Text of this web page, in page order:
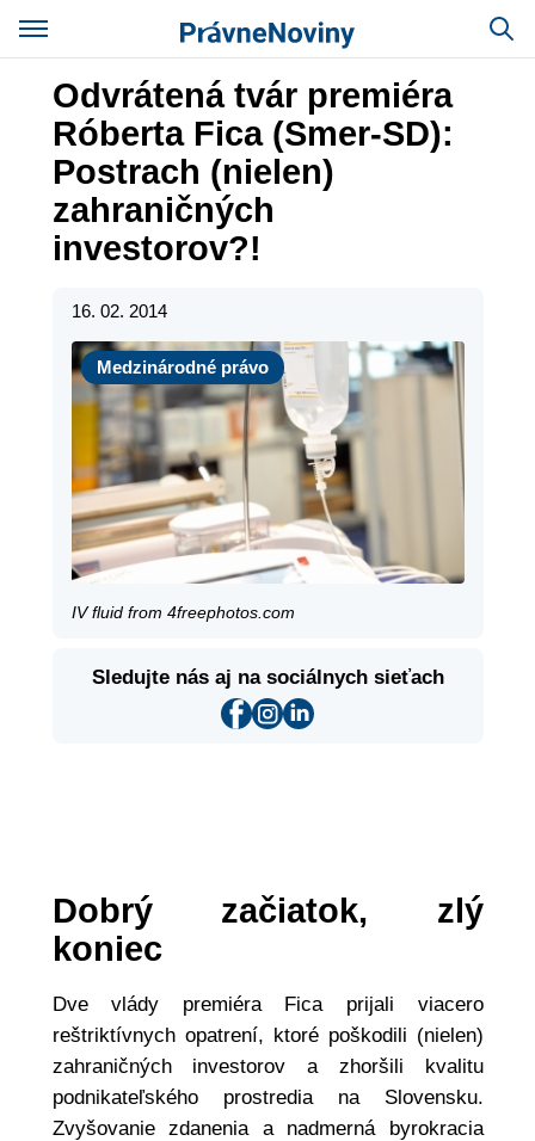
Odvrátená tvár premiéra
Róberta Fica (Smer-SD):
Postrach (nielen)
zahraničných
investorov?!
16. 02. 2014
Medzinárodné právo
Medzinárodné právo
IV fluid from 4freephotos.com
Sledujte nás aj na sociálnych sieťach
Dobrý začiatok, zlý
koniec
Dve vlády premiéra Fica prijali viacero
reštriktívnych opatrení, ktoré poškodili (nielen)
zahraničných investorov a zhoršili kvalitu
podnikateľského prostredia na Slovensku.
Zvyšovanie zdanenia a nadmerná byrokracia